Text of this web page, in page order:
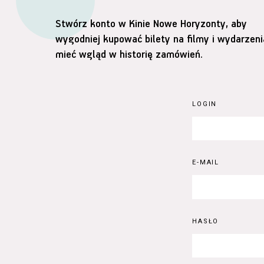
Stwórz konto w Kinie Nowe Horyzonty, aby
wygodniej kupować bilety na filmy i
mieć wgląd w historię zamówień.
LOGIN
E-MAIL
HASŁO